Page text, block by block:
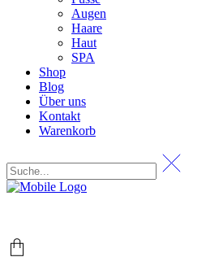
Augen
Haare
Haut
SPA
Shop
Blog
Über uns
Kontakt
Warenkorb